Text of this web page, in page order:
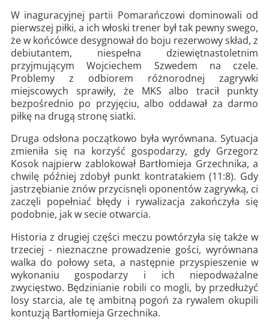
W inaguracyjnej partii Pomarańczowi dominowali od
pierwszej piłki, a ich włoski trener był tak pewny swego,
że w końcówce desygnował do boju rezerwowy skład, z
debiutantem, niespełna dziewiętnastoletnim
przyjmującym Wojciechem Szwedem na czele.
Problemy z odbiorem różnorodnej zagrywki
miejscowych sprawiły, że MKS albo tracił punkty
bezpośrednio po przyjęciu, albo oddawał za darmo
piłkę na drugą stronę siatki.
Druga odsłona początkowo była wyrównana. Sytuacja
zmieniła się na korzyść gospodarzy, gdy Grzegorz
Kosok najpierw zablokował Bartłomieja Grzechnika, a
chwilę później zdobył punkt kontratakiem (11:8). Gdy
jastrzębianie znów przycisnęli oponentów zagrywką, ci
zaczęli popełniać błędy i rywalizacja zakończyła się
podobnie, jak w secie otwarcia.
Historia z drugiej części meczu powtórzyła się także w
trzeciej - nieznaczne prowadzenie gości, wyrównana
walka do połowy seta, a następnie przyspieszenie w
wykonaniu gospodarzy i ich niepodważalne
zwycięstwo. Będzinianie robili co mogli, by przedłużyć
losy starcia, ale tę ambitną pogoń za rywalem okupili
kontuzją Bartłomieja Grzechnika.